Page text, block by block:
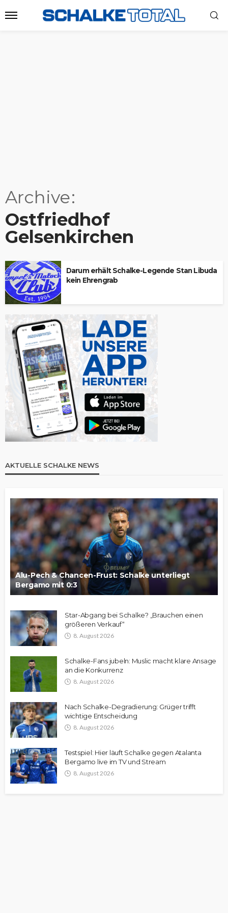
Archive
Ostfriedhof
Gelsenkirchen
Darum erhält Schalke-Legende Stan Libuda
kein Ehrengrab
AKTUELLE SCHALKE NEWS
Alu-Pech & Chancen-Frust: Schalke unterliegt
Bergamo mit 0:3
Star-Abgang bei Schalke? „Brauchen einen
größeren Verkauf“
8. August 2026
Schalke-Fans jubeln: Muslic macht klare Ansage
an die Konkurrenz
8. August 2026
Nach Schalke-Degradierung: Grüger trifft
wichtige Entscheidung
8. August 2026
Testspiel: Hier läuft Schalke gegen Atalanta
Bergamo live im TV und Stream
8. August 2026